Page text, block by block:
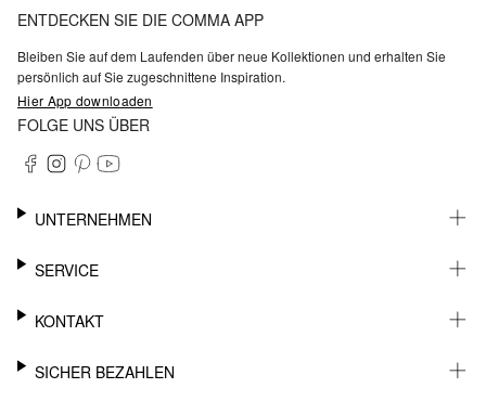
ENTDECKEN SIE DIE COMMA APP
Bleiben Sie auf dem Laufenden über neue Kollektionen und erhalten Sie
persönlich auf Sie zugeschnittene Inspiration.
Hier App downloaden
FOLGE UNS ÜBER
UNTERNEHMEN
KARRIERE
BARRIEREFREIHEIT
SERVICE
WHATSAPP
MEIN KONTO
KONTAKT
SUPPORT
SICHER BEZAHLEN